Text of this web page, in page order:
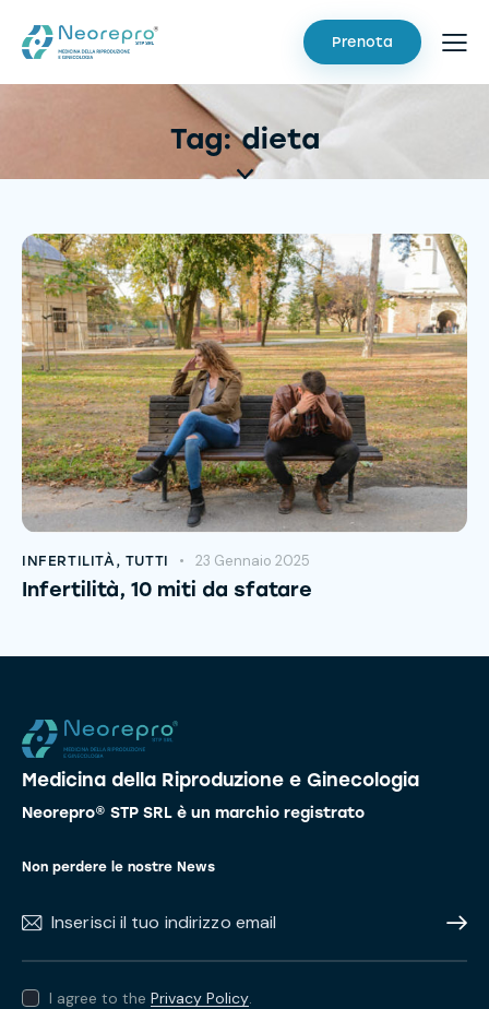
Prenota
Tag: dieta
INFERTILITÀ , TUTTI 23 Gennaio 2025
Infertilità, 10 miti da sfatare
Medicina della Riproduzione e Ginecologia
Neorepro® STP SRL è un marchio registrato
Non perdere le nostre News
I agree to the Privacy Policy.